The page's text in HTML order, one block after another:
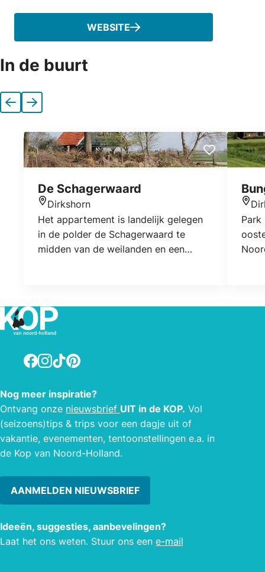
WEBSITE
In de buurt
VorigeVolgende
De Schagerwaard
Locatie
Dirkshorn
Het appartement is landelijk gelegen
in de polder de Schagerwaard te
midden van de weilanden en een
boxspringbedden. Wij hebben een
bootje te huur en er is een barbecue.
Er is gratis Wi-Fi aanwezig.
Park
Facebook
Instagram
TikTokPinterest
Nog meer inspiratie?
Ontvang onze nieuwsbrief UIT in de KOP. Vol
(seizoens)tips & trips voor een dagje uit of
vakantie, evenementen, tentoonstellingen e.a. in
de Kop van Noord-Holland.
AANMELDEN NIEUWSBRIEF
Ideeën, suggesties, aanbevelingen?
Laat het ons weten. Stuur ons een e-mail